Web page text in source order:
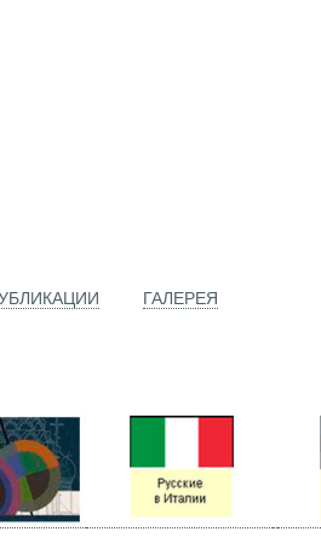
ГАЛЕРЕЯ